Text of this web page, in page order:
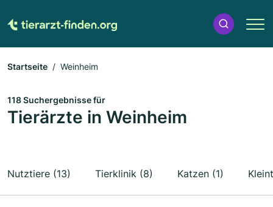
Startseite Weinheim
118 Suchergebnisse für
Tierärzte in Weinheim
Nutztiere (13) Tierklinik (8) Katzen (1)